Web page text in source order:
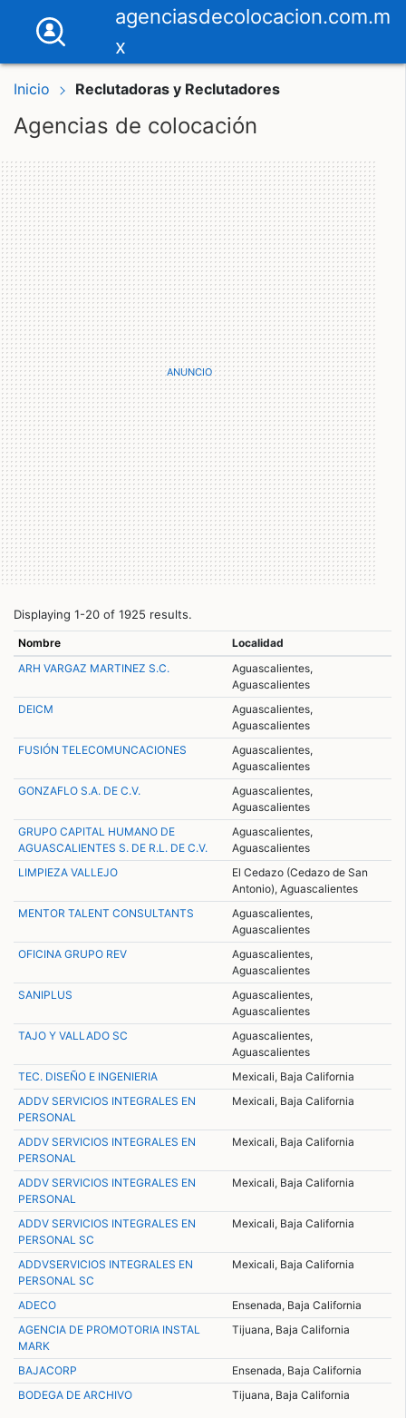
agenciasdecolocacion.com.m
x
Inicio Reclutadoras y Reclutadores
Agencias de colocación
Displaying 1-20 of 1925 results.
Nombre
Localidad
ARH VARGAZ MARTINEZ S.C.
Aguascalientes,
Aguascalientes
DEICM
Aguascalientes,
Aguascalientes
FUSIÓN TELECOMUNCACIONES
Aguascalientes,
Aguascalientes
GONZAFLO S.A. DE C.V.
Aguascalientes,
Aguascalientes
GRUPO CAPITAL HUMANO DE
AGUASCALIENTES S. DE R.L. DE C.V.
Aguascalientes,
Aguascalientes
LIMPIEZA VALLEJO
El Cedazo (Cedazo de San
Antonio), Aguascalientes
MENTOR TALENT CONSULTANTS
Aguascalientes,
Aguascalientes
OFICINA GRUPO REV
Aguascalientes,
Aguascalientes
SANIPLUS
Aguascalientes,
Aguascalientes
TAJO Y VALLADO SC
Aguascalientes,
Aguascalientes
TEC. DISEÑO E INGENIERIA
Mexicali, Baja California
ADDV SERVICIOS INTEGRALES EN
PERSONAL
Mexicali, Baja California
ADDV SERVICIOS INTEGRALES EN
PERSONAL
Mexicali, Baja California
ADDV SERVICIOS INTEGRALES EN
PERSONAL
Mexicali, Baja California
ADDV SERVICIOS INTEGRALES EN
PERSONAL SC
Mexicali, Baja California
ADDVSERVICIOS INTEGRALES EN
PERSONAL SC
Mexicali, Baja California
ADECO
Ensenada, Baja California
AGENCIA DE PROMOTORIA INSTAL
MARK
Tijuana, Baja California
BAJACORP
Ensenada, Baja California
BODEGA DE ARCHIVO
Tijuana, Baja California